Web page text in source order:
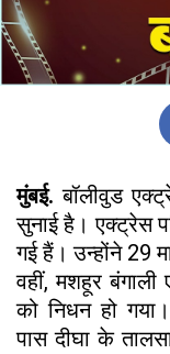
मुंबई.बॉलीवुड
सुनाई है। एक्ट्रेस
गई हैं। उन्होंने 29
वहीं, मशहूर बंगाली
को निधन हो
पास दीघा के